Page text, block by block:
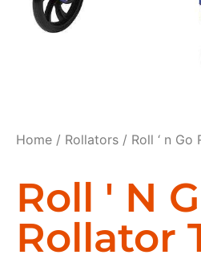
Home / Rollators / Roll ‘ n Go
Roll ' N
Rollator